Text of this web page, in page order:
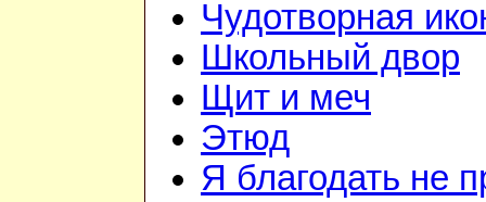
Чудотворная
Школьный двор
Щит и меч
Этюд
Я благодать не